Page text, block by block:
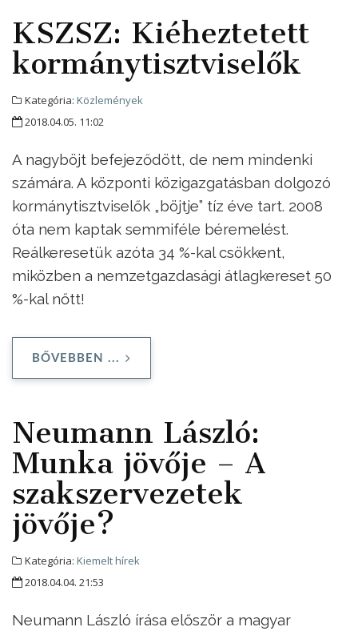
KSZSZ: Kiéheztetett
kormánytisztviselők
Kategória: Közlemények
2018.04.05. 11:02
A nagyböjt befejeződött, de nem mindenki
számára. A központi közigazgatásban dolgozó
kormánytisztviselők „böjtje” tíz éve tart. 2008
óta nem kaptak semmiféle béremelést.
Reálkeresetük azóta 34 %-kal csökkent,
miközben a nemzetgazdasági átlagkereset 50
%-kal nőtt!
BŐVEBBEN ...
Neumann László:
Munka jövője – A
szakszervezetek
jövője?
Kategória: Kiemelt hírek
2018.04.04. 21:53
Neumann László írása először a magyar